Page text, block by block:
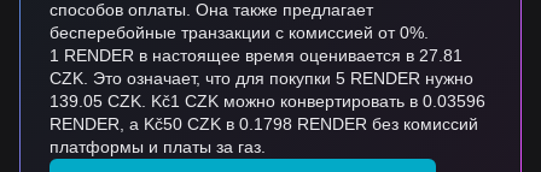
способов оплаты. Она также предлагает
бесперебойные транзакции с комиссией от 0%.
1 RENDER в настоящее время оценивается в 27.81
CZK. Это означает, что для покупки 5 RENDER нужно
139.05 CZK. Kč1 CZK можно конвертировать в 0.03596
RENDER, а Kč50 CZK в 0.1798 RENDER без комиссий
платформы и платы за газ.